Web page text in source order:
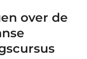
over de